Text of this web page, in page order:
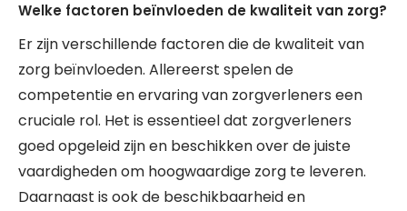
Welke factoren beïnvloeden de kwaliteit van zorg?
Er zijn verschillende factoren die de kwaliteit van
zorg beïnvloeden. Allereerst spelen de
competentie en ervaring van zorgverleners een
cruciale rol. Het is essentieel dat zorgverleners
goed opgeleid zijn en beschikken over de juiste
vaardigheden om hoogwaardige zorg te leveren.
Daarnaast is ook de beschikbaarheid en